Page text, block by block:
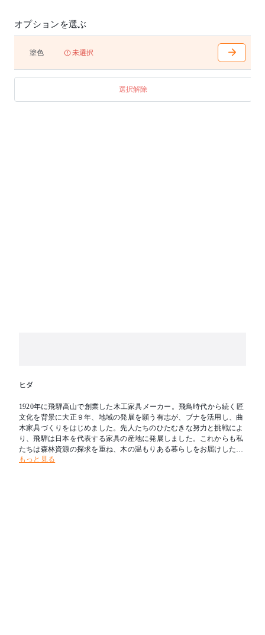
オプションを選ぶ
塗色 未選択
選択解除
ヒダ
1920年に飛騨高山で創業した木工家具メーカー。飛鳥時代から続く匠
文化を背景に大正９年、地域の発展を願う有志が、ブナを活用し、曲
木家具づくりをはじめました。先人たちのひたむきな努力と挑戦によ
り、飛騨は日本を代表する家具の産地に発展しました。これからも私
たちは森林資源の探求を重ね、木の温もりある暮らしをお届けしたい
と考えます。新たな創造を可能とし、その魅力を求めて人々が集う場
もっと見る